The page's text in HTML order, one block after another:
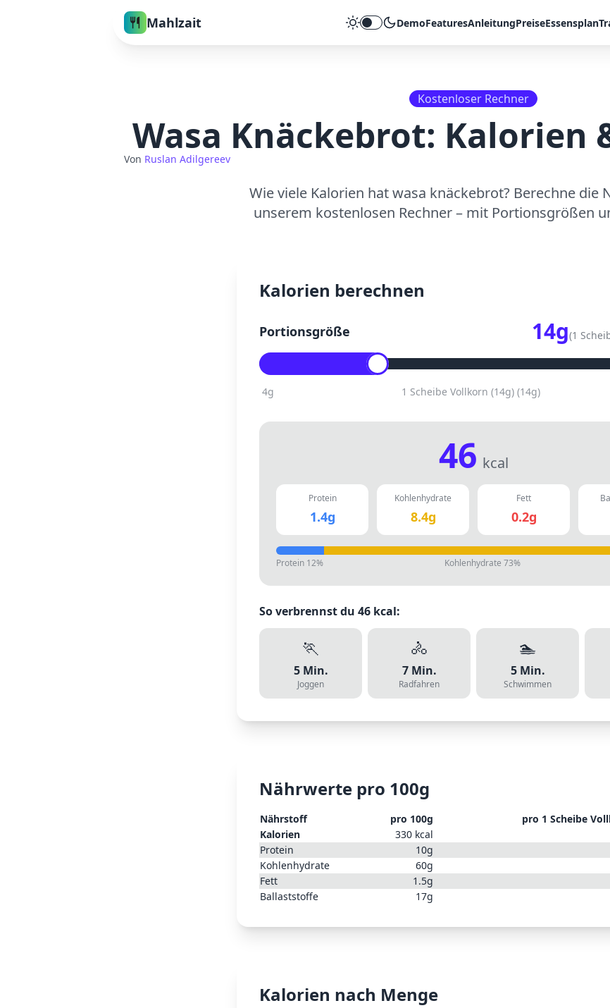
Mahlzait Theme umschalten
DemoFeaturesAnleitungPreiseEssensplan
Kostenloser Rechner
Wasa Knäckebrot: Kalorien
Von Ruslan Adilgereev
Wie viele Kalorien hatwasa knäckebrot? Berechne die
unserem kostenlosen Rechner – mit Portionsgrößen
Kalorien berechnen
Portionsgröße 14g(1
4g 1 Scheibe Vollkorn (14g)(14g)
46 kcal
Protein
1.4g
Kohlenhydrate
8.4g
Fett
0.2g
Protein 12% Kohlenhydrate 73%
So verbrennst du 46 kcal:
🏃
5Min.
Joggen
🚴
7Min.
Radfahren
🏊
5Min.
Schwimmen
Nährwerte pro 100g
Nährstoff pro 100g pro 1 Scheibe
Kalorien
330 kcal
Protein
10g
Kohlenhydrate
60g
Fett
1.5g
Ballaststoffe
17g
Kalorien nach Menge